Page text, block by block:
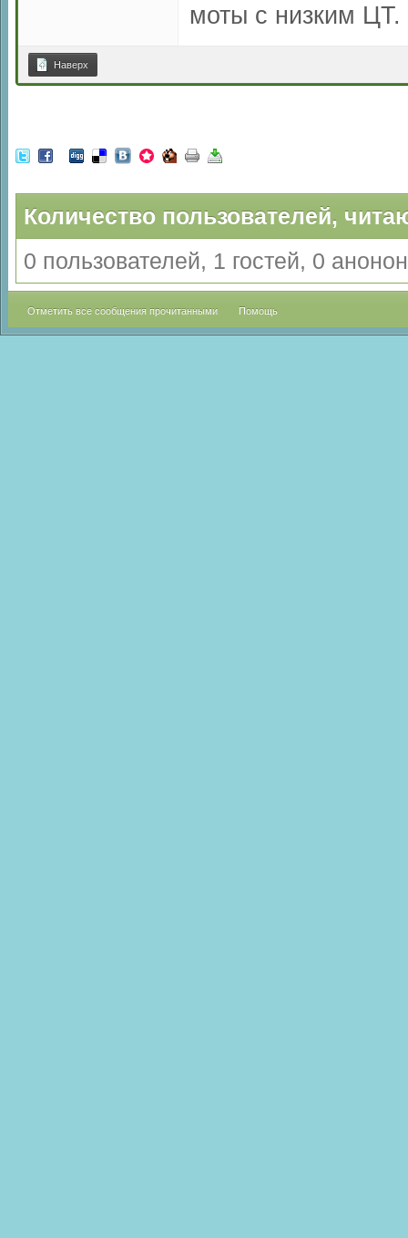
моты с низким ЦТ.
Наверх
Количество пользователей,
0 пользователей, 1 гостей, 0
Отметить все сообщения прочитанными Помощь